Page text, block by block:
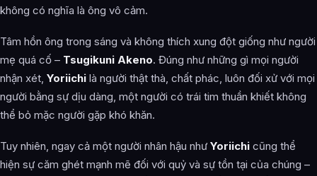
không có nghĩa là ông vô cảm.
Tâm hồn ông trong sáng và không thích xung đột giống như người
mẹ quá cố – Tsugikuni Akeno. Đúng như những gì mọi người
nhận xét, Yoriichi là người thật thà, chất phác, luôn đối xử với mọi
người bằng sự dịu dàng, một người có trái tim thuần khiết không
thể bỏ mặc người gặp khó khăn.
Tuy nhiên, ngay cả một người nhân hậu như Yoriichi cũng thể
hiện sự căm ghét mạnh mẽ đối với quỷ và sự tồn tại của chúng –